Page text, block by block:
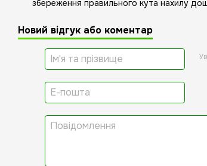
збереження правильного кута нахилу
Новий відгук або коментар